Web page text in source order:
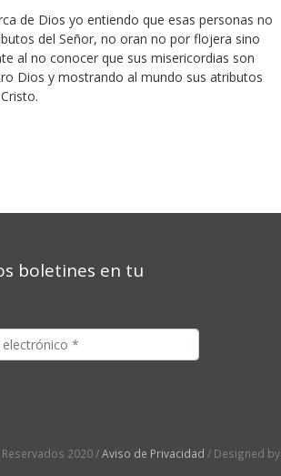
de Dios yo entiendo que esas personas no
del Señor, no oran no por flojera sino
al no conocer que sus misericordias son
Dios y mostrando al mundo sus atributos
boletines en tu
2020 /Aviso de Privacidad / Designed by